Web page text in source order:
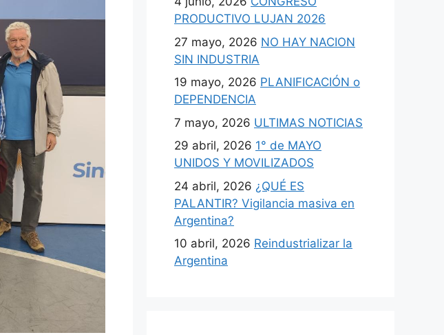
PRODUCTIVO LUJAN 2026
27 mayo, 2026 NO HAY NACION
SIN INDUSTRIA
19 mayo, 2026 PLANIFICACIÓN o
DEPENDENCIA
7 mayo, 2026 ULTIMAS NOTICIAS
29 abril, 2026 1° de MAYO
UNIDOS Y MOVILIZADOS
24 abril, 2026 ¿QUÉ ES
PALANTIR? Vigilancia masiva en
Argentina?
10 abril, 2026 Reindustrializar la
Argentina